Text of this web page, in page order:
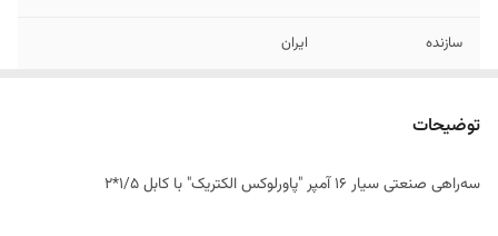
سازنده ایران
افشان CCA با روکش PVC
توضیحات
سه‌راهی صنعتی سیار ۱۶ آمپر "پاورلوکس الکتریک" با کابل ۱/۵*۲